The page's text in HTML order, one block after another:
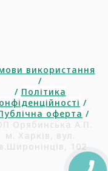
використання
/
/ Політика
/
оферта /
Орябинська А.П.
м. Харків, вул.
102
КНОПКА